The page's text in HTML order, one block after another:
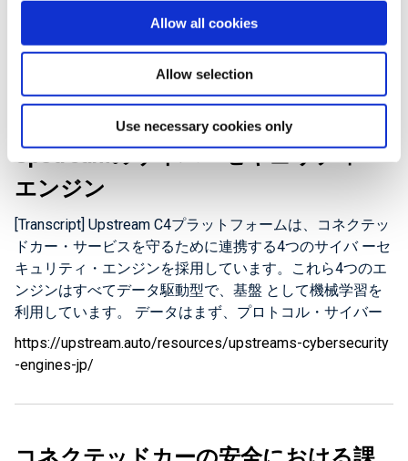
Allow all cookies
Allow selection
Use necessary cookies only
ータが入る前に、データは顧客により匿名化される、もし
能を追加することができます。匿名化データを既に受け取
っている場合は、データの整合性を検証して、個人情報が
残らないようにします。もし個人情報が 存在する場合
は、事前にフラグを立てることができます。データは匿名
化して標準化されると、C4 プラットフォーム内のさまざ
まなセキュリティ・エンジンに入力されます。 最初のス
テップは、コネクテッドカーサービス全体のプロファイル
ンポーネントを調べて、そのサービス用のモジュール型ア
プローチを行い ます。まずは、自動車用クラウドに存在
するアプリケーションを調べるところから始めます。例え
ば、自動車用クラウドにテレマティクス・アプリケーショ
ンのような主要なアプリケーションもあ れば、モバイル
アプリケーションもあるでしょう。また、今後、自律型サ
ービスが増えるにつれて LIDAR、地図といった自動車用
しょう。 次は、自動車に対するプロファイリングを行い
るデータセットへ移行す る仕組みを選択します。
Upstreamのソリューションは、完全にクラウドベースで
車両にエージェン トをインストールする必要はありませ
ん。また、このソリューションは完全に帯域外であるた
め、 通信回線に追加レイテンシーを発生させるインライ
ン要素はありません。C4プラットフォームがお 客様のデ
ータフィードへ接続する方法は、すでにさまざまなソース
から受け取っているデータの複 製を入手することで行い
す。1つめは、ネッ トワークレベルでミラーリングするミ
ラーポートを利用します。お客様のネットワークスイッ
チ、 もしくはクラウド環境上でミラーポートを設定すれ
ば、ミラーポートはお客様のクラウドに流れて いるデー
タ・トラフィックを抽出し、その複製をUpstreamサービ
スへ送ります。 2つめの方法は、お客様の運用環境内にオ
ープンソースのUpstreamコレクターをインストールする
ーバやアプリケーション・サーバにインスト ールできる
タを取得、サーバからファイ ルへまとめて、そのファイ
https://upstream.auto/resources/how-to-deploy-upstream
Upstreamのサイバーセキュリティ・
エンジン
[Transcript] Upstream C4プラットフォームは、コネクテッ
ドカー・サービスを守るために連携する4つのサイバ ーセ
キュリティ・エンジンを採用しています。これら4つのエ
ンジンはすべてデータ駆動型で、基盤 として機械学習を
利用しています。 データはまず、プロトコル・サイバー
セキュリティ・エンジンに入ります。プロトコル・エンジ
ン はステートレスです。つまり、システムに入ってくる
すべてのメッセージを個別に検査します。プ ロトコル・
エンジンは、すべてのメッセージが仕様に準じているこ
している不正メッセージがないことを確認します。さら
https://upstream.auto/resources/upstreams-cybersecurity
-engines-jp/